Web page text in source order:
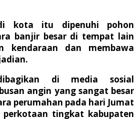
kota itu dipenuhi pohon
banjir besar di tempat lain
kendaraan dan membawa
di media sosial
angin yang sangat besar
perumahan pada hari Jumat
perkotaan tingkat kabupaten